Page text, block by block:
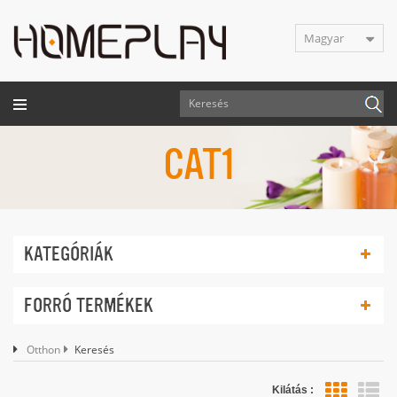
Magyar
CAT1
KATEGÓRIÁK
FORRÓ TERMÉKEK
Otthon Keresés
Kilátás :